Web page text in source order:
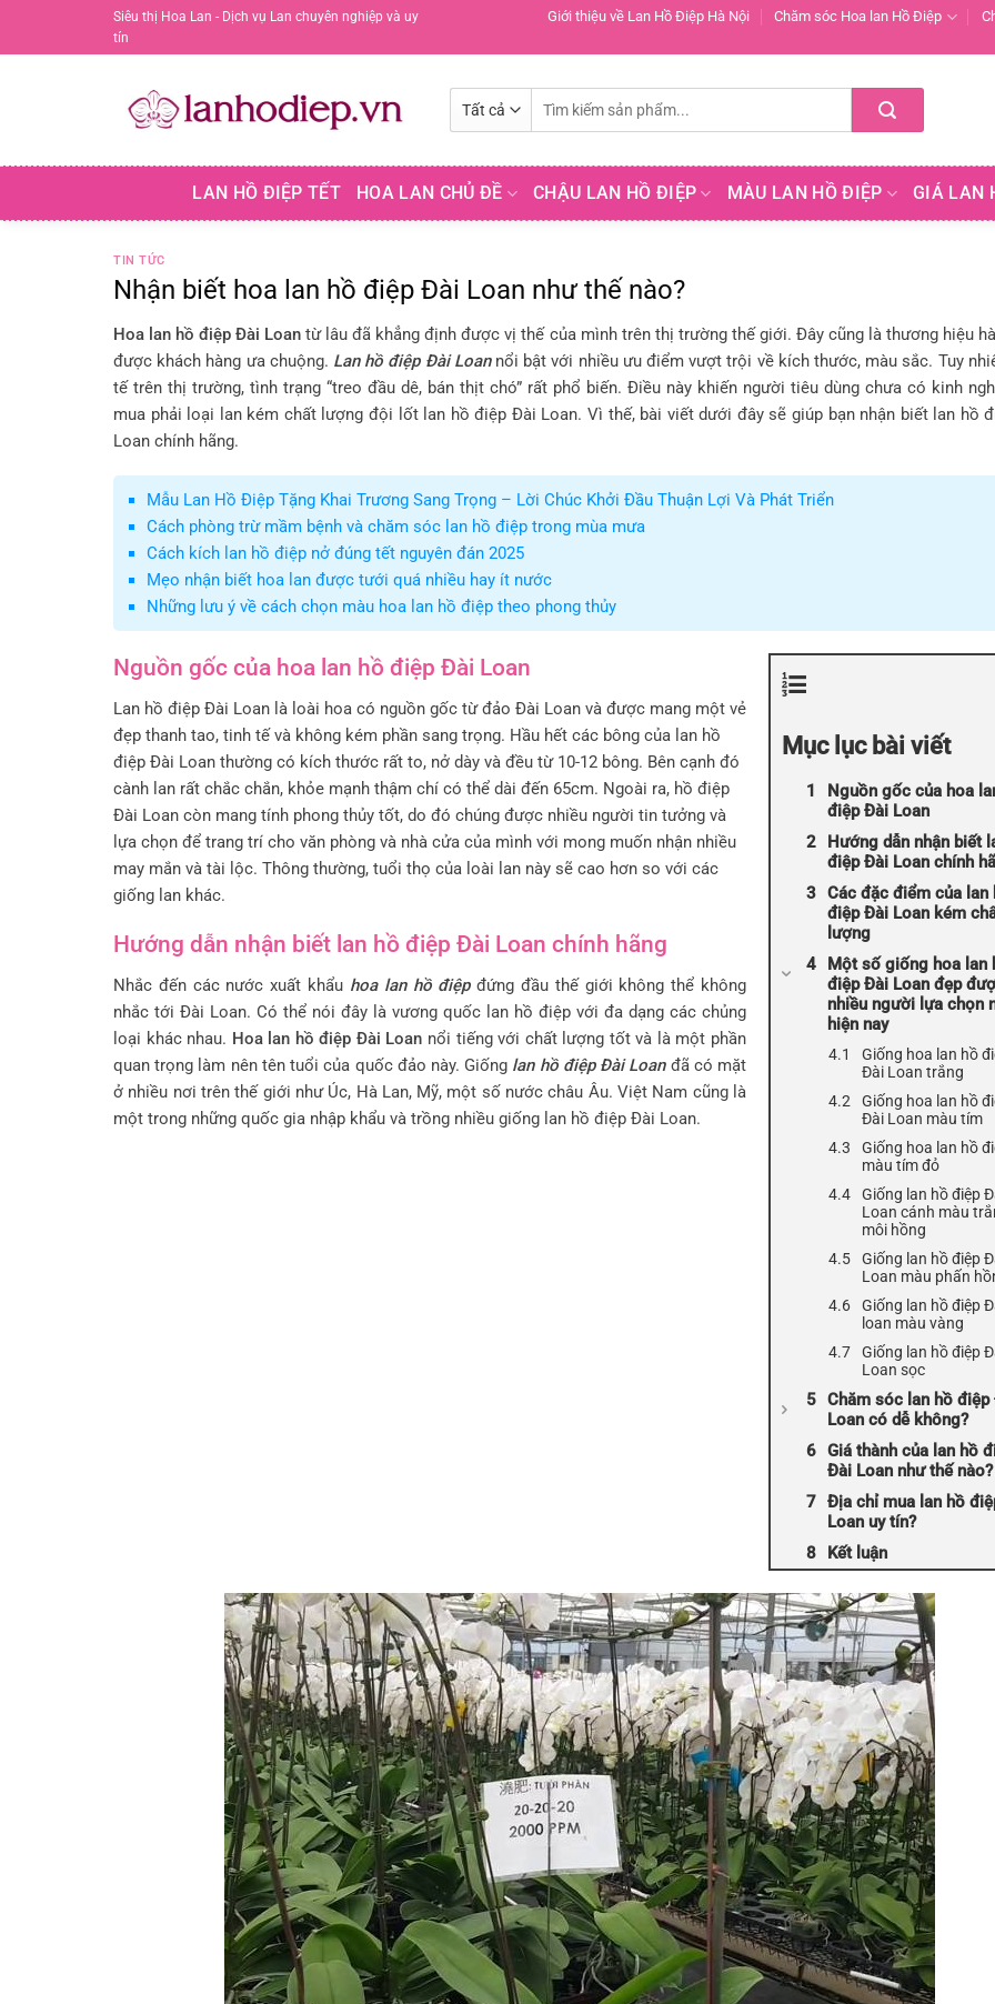
Siêu thị Hoa Lan - Dịch vụ Lan chuyên nghiệp và uy
tín
Giới thiệu về Lan Hồ Điệp Hà Nội Chăm sóc Hoa lan Hồ Điệp
kiếm:
LAN HỒ ĐIỆP TẾT HOA LAN CHỦ ĐỀ CHẬU LAN HỒ ĐIỆP MÀU LAN HỒ ĐIỆP GIÁ LAN
TIN TỨC
Nhận biết hoa lan hồ điệp Đài Loan như thế nào?
Hoa lan hồ điệp Đài Loan từ lâu đã khẳng định được vị thế của mình trên thị trường thế giới. Đây cũng là thương hiệu
được khách hàng ưa chuộng. Lan hồ điệp Đài Loannổi bật với nhiều ưu điểm vượt trội về kích thước, màu sắc. Tuy
tế trên thị trường, tình trạng “treo đầu dê, bán thịt chó” rất phổ biến. Điều này khiến người tiêu dùng chưa có kinh
mua phải loại lan kém chất lượng đội lốt lan hồ điệp Đài Loan. Vì thế, bài viết dưới đây sẽ giúp bạn nhận biết lan hồ
Loan chính hãng.
Mẫu Lan Hồ Điệp Tặng Khai Trương Sang Trọng – Lời Chúc Khởi Đầu Thuận Lợi Và Phát Triển
Cách phòng trừ mầm bệnh và chăm sóc lan hồ điệp trong mùa mưa
Cách kích lan hồ điệp nở đúng tết nguyên đán 2025
Mẹo nhận biết hoa lan được tưới quá nhiều hay ít nước
Những lưu ý về cách chọn màu hoa lan hồ điệp theo phong thủy
Mục lục bài viết
Nguồn gốc của hoa
điệp Đài Loan
Hướng dẫn nhận biết
điệp Đài Loan chính
Các đặc điểm của lan
điệp Đài Loan kém
lượng
Một số giống hoa lan
điệp Đài Loan đẹp
nhiều người lựa chọn
hiện nay
Giống hoa lan hồ
Đài Loan trắng
Giống hoa lan hồ
Đài Loan màu tím
Giống hoa lan hồ
màu tím đỏ
Giống lan hồ điệp
Loan cánh màu
môi hồng
Giống lan hồ điệp
Loan màu phấn
Giống lan hồ điệp
loan màu vàng
Giống lan hồ điệp
Loan sọc
Chăm sóc lan hồ điệp
Loan có dễ không?
Giá thành của lan hồ
Đài Loan như thế nào?
Địa chỉ mua lan hồ
Loan uy tín?
Kết luận
Nguồn gốc của hoa lan hồ điệp Đài Loan
Lan hồ điệp Đài Loan là loài hoa có nguồn gốc từ đảo Đài Loan và được mang một vẻ
đẹp thanh tao, tinh tế và không kém phần sang trọng. Hầu hết các bông của lan hồ
điệp Đài Loan thường có kích thước rất to, nở dày và đều từ 10-12 bông. Bên cạnh đó
cành lan rất chắc chắn, khỏe mạnh thậm chí có thể dài đến 65cm. Ngoài ra, hồ điệp
Đài Loan còn mang tính phong thủy tốt, do đó chúng được nhiều người tin tưởng và
lựa chọn để trang trí cho văn phòng và nhà cửa của mình với mong muốn nhận nhiều
may mắn và tài lộc. Thông thường, tuổi thọ của loài lan này sẽ cao hơn so với các
giống lan khác.
Hướng dẫn nhận biết lan hồ điệp Đài Loan chính hãng
Nhắc đến các nước xuất khẩu hoa lan hồ điệpđứng đầu thế giới không thể không
nhắc tới Đài Loan. Có thể nói đây là vương quốc lan hồ điệp với đa dạng các chủng
loại khác nhau. Hoa lan hồ điệp Đài Loan nổi tiếng với chất lượng tốt và là một phần
quan trọng làm nên tên tuổi của quốc đảo này. Giống lan hồ điệp Đài Loanđã có mặt
ở nhiều nơi trên thế giới như Úc, Hà Lan, Mỹ, một số nước châu Âu. Việt Nam cũng là
một trong những quốc gia nhập khẩu và trồng nhiều giống lan hồ điệp Đài Loan.